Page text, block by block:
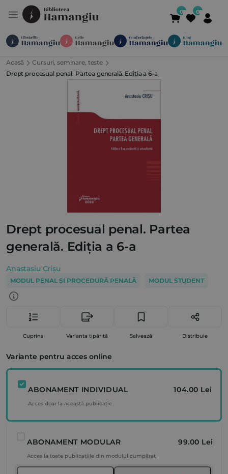
Module Publicații
Suport Contact Newsletter 021 336 01 25
Acasă
Cursuri, seminare, teste
Drept procesual penal. Partea generală. Ediția a 6-a
Drept procesual penal. Partea
generală. Ediția a 6-a
Anastasiu Crișu
MODUL PENAL ȘI PROCEDURĂ PENALĂ MODUL STUDENT
Cuprins Varianta tipărită Salvează Distribuie
Variante pentru acces online
ABONAMENT INDIVIDUAL 104.00 Lei
Acces doar la această publicație
ABONAMENT MODULAR 99.00 Lei
Acces la toate publicațiile din modulul cumpărat